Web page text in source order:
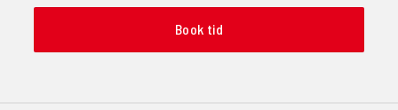
Book tid